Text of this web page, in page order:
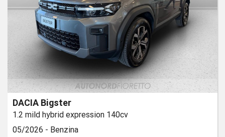
DACIA Bigster
1.2 mild hybrid expression 140cv
05/2026 - Benzina